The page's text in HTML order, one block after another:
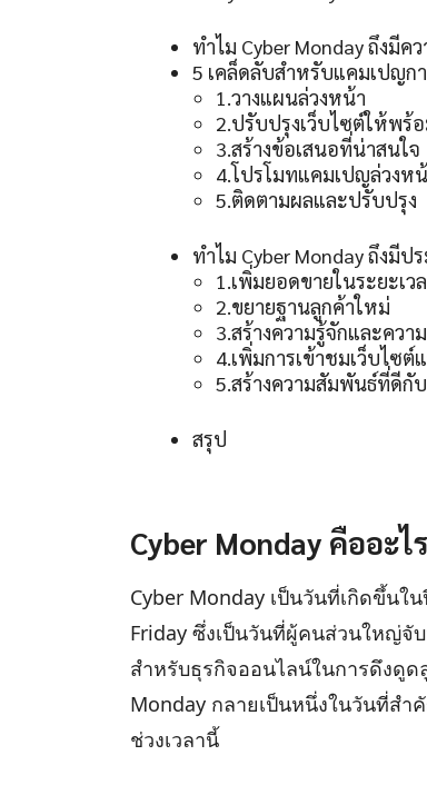
ทำไม Cyber Monday ถึงมีค
5 เคล็ดลับสำหรับแคมเปญก
1.วางแผนล่วงหน้า
2.ปรับปรุงเว็บไซต์ให้พร้
3.สร้างข้อเสนอที่น่าสนใจ
4.โปรโมทแคมเปญล่วงห
5.ติดตามผลและปรับปรุง
ทำไม Cyber Monday ถึงมี
1.เพิ่มยอดขายในระยะเว
2.ขยายฐานลูกค้าใหม่
3.สร้างความรู้จักและคว
4.เพิ่มการเข้าชมเว็บไซ
5.สร้างความสัมพันธ์ที่ดีกั
สรุป
Cyber Monday คืออะไ
Cyber Monday เป็นวันที่เกิดขึ้น
Friday ซึ่งเป็นวันที่ผู้คนส่วนใหญ่จั
สำหรับธุรกิจออนไลน์ในการดึงดู
Monday กลายเป็นหนึ่งในวันที่ส
ช่วงเวลานี้